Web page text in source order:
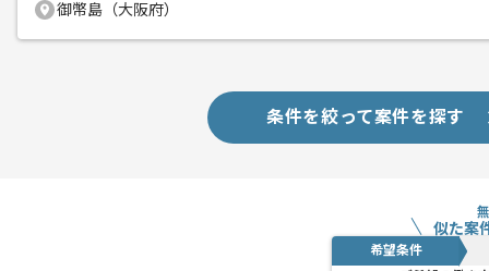
御幣島（大阪府）
条件を絞って案件を探す
似た案
希望条件